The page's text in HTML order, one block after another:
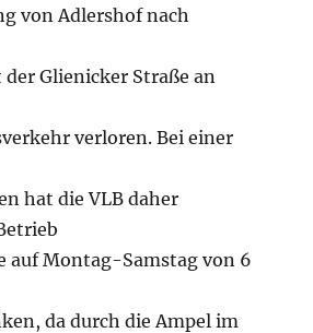
von Adlershof nach
Glienicker Straße an
verloren. Bei einer
hat die VLB daher
auf Montag-Samstag von 6
da durch die Ampel im